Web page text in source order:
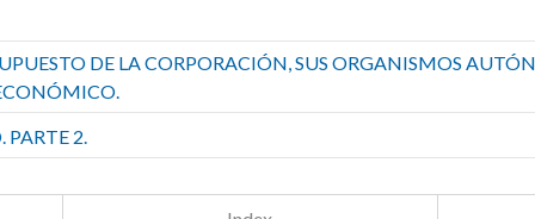
DE LA CORPORACIÓN, SUS ORGANISMOS
2.